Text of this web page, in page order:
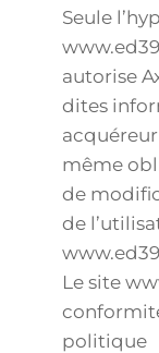
Seule
autorise
dites
même
de
de
Le site
politique